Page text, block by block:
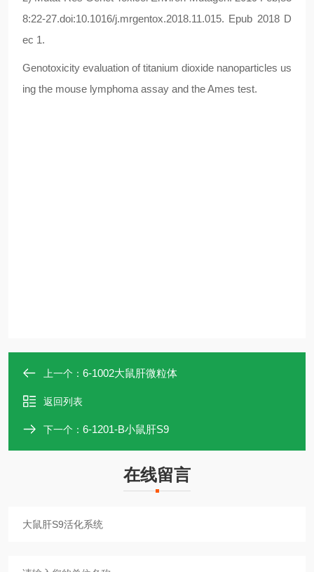
8:22-27.doi:10.1016/j.mrgentox.2018.11.015. Epub 2018 D
ec 1.
Genotoxicity evaluation of titanium dioxide nanoparticles us
ing the mouse lymphoma assay and the Ames test.
上一个： 6-1002大鼠肝微粒体
返回列表
下一个： 6-1201-B小鼠肝S9
在线留言